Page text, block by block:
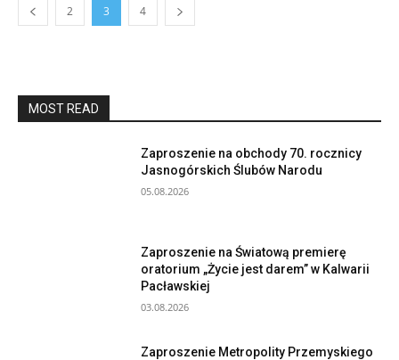
2 3 4
MOST READ
Zaproszenie na obchody 70. rocznicy
Jasnogórskich Ślubów Narodu
05.08.2026
Zaproszenie na Światową premierę
oratorium „Życie jest darem” w Kalwarii
Pacławskiej
03.08.2026
Zaproszenie Metropolity Przemyskiego